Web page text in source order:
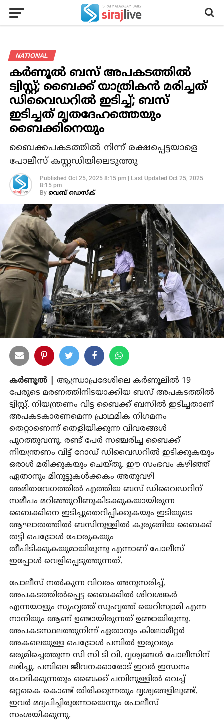
NATIONAL
കർണൂൽ ബസ് അപകടത്തിൽ
ട്വിസ്റ്റ്; ബൈക്ക് യാത്രികൻ മരിച്ചത്
ഡിവൈഡറിൽ ഇടിച്ച്; ബസ്
ഇടിച്ചത് മൃതദേഹത്തെയും
ബൈക്കിനെയും
ബൈക്കപകടത്തിൽ നിന്ന് രക്ഷപ്പെട്ടയാളെ
പോലീസ് കസ്റ്റഡിയിലെടുത്തു
Published Oct 25, 2025 8:15 pm| Last Updated Oct 25, 2025
8:15 pm
By വെബ് ഡെസ്‌ക്
കർണൂൽ |
ആന്ധ്രാപ്രദേശിലെ കർണൂലിൽ 19
പേരുടെ മരണത്തിനിടയാക്കിയ ബസ് അപകടത്തിൽ
ട്വിസ്റ്റ്. നിയന്ത്രണം വിട്ട ബൈക്ക് ബസിൽ ഇടിച്ചതാണ്
അപകടകാരണമെന്ന പ്രാഥമിക നിഗമനം
തെറ്റാണെന്ന് തെളിയിക്കുന്ന വിവരങ്ങൾ
പുറത്തുവന്നു. രണ്ട് പേർ സഞ്ചരിച്ച ബൈക്ക്
നിയന്ത്രണം വിട്ട് റോഡ് ഡിവൈഡറിൽ ഇടിക്കുകയും
ഒരാൾ മരിക്കുകയും ചെയ്തു. ഈ സംഭവം കഴിഞ്ഞ്
ഏതാനും മിനുട്ടുകൾക്കകം അതുവഴി
അമിതവേഗത്തിൽ എത്തിയ ബസ് ഡിവൈഡറിന്
സമീപം മറിഞ്ഞുവീണുകിടക്കുകയായിരുന്ന
ബൈക്കിനെ ഇടിച്ചുതെറിപ്പിക്കുകയും ഇടിയുടെ
ആഘാതത്തിൽ ബസിനുള്ളിൽ കുരുങ്ങിയ ബൈക്ക്
തട്ടി പെട്രോൾ ചോരുകയും
തീപിടിക്കുകയുമായിരുന്നു എന്നാണ് പോലീസ്
ഇപ്പോൾ വെളിപ്പെടുത്തുന്നത്.
പോലീസ് നൽകുന്ന വിവരം അനുസരിച്ച്,
അപകടത്തിൽപ്പെട്ട ബൈക്കിൽ ശിവശങ്കർ
എന്നയാളും സുഹൃത്ത് സുഹൃത്ത് യെറിസ്വാമി എന്ന
നാനിയും ആണ് ഉണ്ടായിരുന്നത് ഉണ്ടായിരുന്നു.
അപകടസ്ഥലത്തുനിന്ന് ഏതാനും കിലോമീറ്റർ
അകലെയുള്ള പെട്രോൾ പമ്പിൽ ഇരുവരും
ഒരുമിച്ചെത്തുന്ന സി സി ടി വി. ദൃശ്യങ്ങൾ പോലീസിന്
ലഭിച്ചു. പമ്പിലെ ജീവനക്കാരോട് ഇവർ ഇന്ധനം
ചോദിക്കുന്നതും ബൈക്ക് പമ്പിനുള്ളിൽ വെച്ച്
ഒറ്റകൈ കൊണ്ട് തിരിക്കുന്നതും ദൃശ്യങ്ങളിലുണ്ട്.
ഇവർ മദ്യപിച്ചിരുന്നോയെന്നും പോലീസ്
സംശയിക്കുന്നു.